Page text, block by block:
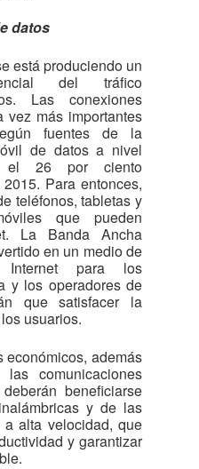
datos
está produciendo un
del tráfico
Las conexiones
vez más importantes
fuentes de la
de datos a nivel
el 26 por ciento
Para entonces,
teléfonos, tabletas y
que pueden
La Banda Ancha
en un medio de
para los
y los operadores de
que satisfacer la
usuarios.
económicos, además
comunicaciones
beneficiarse
y de las
alta velocidad, que
y garantizar